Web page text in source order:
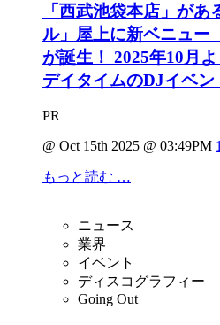
「西武池袋本店」が
ル」屋上に新ベニュー
が誕生！ 2025年10月
デイタイムのDJイベン
PR
@ Oct 15th 2025 @ 03:49PM
もっと読む …
ニュース
業界
イベント
ディスコグラフィー
Going Out